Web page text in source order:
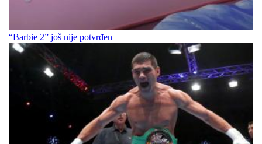
“Barbie 2” još nije potvrđen